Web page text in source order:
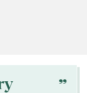
“